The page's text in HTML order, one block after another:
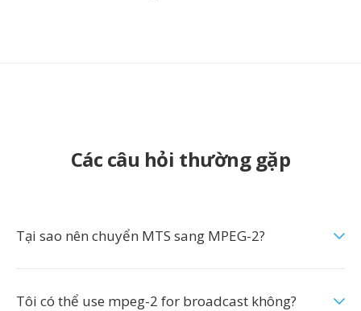
Các câu hỏi thường gặp
Tại sao nên chuyển MTS sang MPEG-2?
Tôi có thể use mpeg-2 for broadcast không?